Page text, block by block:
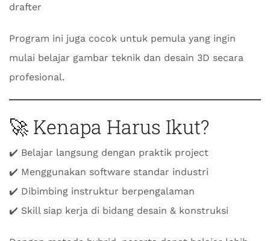
drafter
Program ini juga cocok untuk pemula yang ingin
mulai belajar gambar teknik dan desain 3D secara
profesional.
🚀 Kenapa Harus Ikut?
✔️ Belajar langsung dengan praktik project
✔️ Menggunakan software standar industri
✔️ Dibimbing instruktur berpengalaman
✔️ Skill siap kerja di bidang desain & konstruksi